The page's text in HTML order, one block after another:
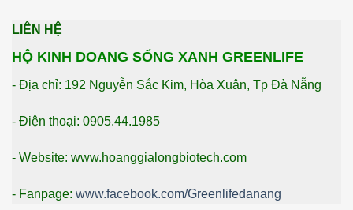
LIÊN HỆ
HỘ KINH DOANG SỐNG XANH GREENLIFE
- Địa chỉ: 192 Nguyễn Sắc Kim, Hòa Xuân, Tp Đà Nẵng
- Điện thoại: 0905.44.1985
- Website: www.hoanggialongbiotech.com
- Fanpage: www.facebook.com/Greenlifedanang